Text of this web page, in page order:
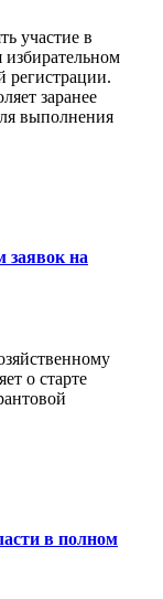
участие в
регистрации.
заранее
выполнения
заявок на
о старте
в полном